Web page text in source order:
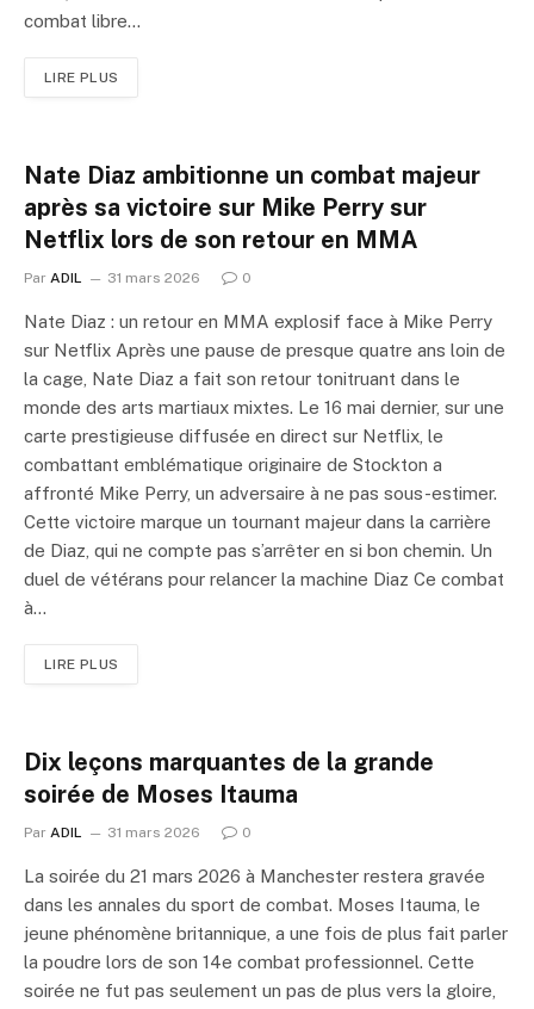
combat libre…
LIRE PLUS
Nate Diaz ambitionne un combat majeur
après sa victoire sur Mike Perry sur
Netflix lors de son retour en MMA
Par ADIL 31 mars 2026 0
Nate Diaz : un retour en MMA explosif face à Mike Perry
sur Netflix Après une pause de presque quatre ans loin de
la cage, Nate Diaz a fait son retour tonitruant dans le
monde des arts martiaux mixtes. Le 16 mai dernier, sur une
carte prestigieuse diffusée en direct sur Netflix, le
combattant emblématique originaire de Stockton a
affronté Mike Perry, un adversaire à ne pas sous-estimer.
Cette victoire marque un tournant majeur dans la carrière
de Diaz, qui ne compte pas s’arrêter en si bon chemin. Un
duel de vétérans pour relancer la machine Diaz Ce combat
à…
LIRE PLUS
Dix leçons marquantes de la grande
soirée de Moses Itauma
Par ADIL 31 mars 2026 0
La soirée du 21 mars 2026 à Manchester restera gravée
dans les annales du sport de combat. Moses Itauma, le
jeune phénomène britannique, a une fois de plus fait parler
la poudre lors de son 14e combat professionnel. Cette
soirée ne fut pas seulement un pas de plus vers la gloire,